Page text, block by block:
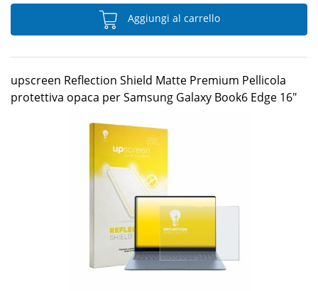
Aggiungi al carrello
upscreen Reflection Shield Matte Premium Pellicola
protettiva opaca per Samsung Galaxy Book6 Edge 16"